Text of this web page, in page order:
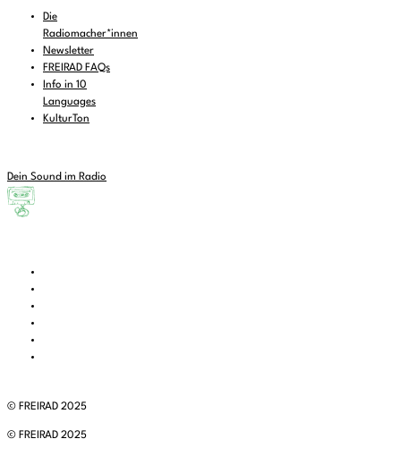
Die
Radiomacher*innen
Newsletter
FREIRAD FAQs
Info in 10
Languages
KulturTon
Dein Sound im Radio
© FREIRAD 2025
© FREIRAD 2025